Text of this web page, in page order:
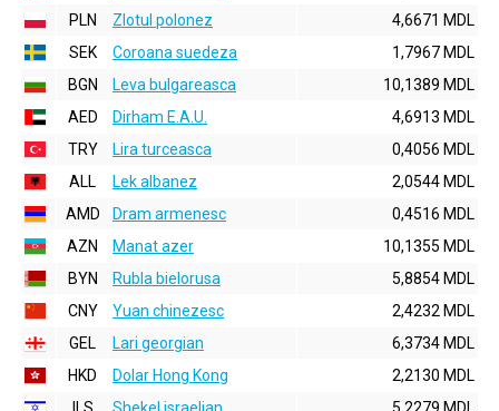
PLN
Zlotul polonez
4,6671 MDL
SEK
Coroana suedeza
1,7967 MDL
BGN
Leva bulgareasca
10,1389 MDL
AED
Dirham E.A.U.
4,6913 MDL
TRY
Lira turceasca
0,4056 MDL
ALL
Lek albanez
2,0544 MDL
AMD
Dram armenesc
0,4516 MDL
AZN
Manat azer
10,1355 MDL
BYN
Rubla bielorusa
5,8854 MDL
CNY
Yuan chinezesc
2,4232 MDL
GEL
Lari georgian
6,3734 MDL
HKD
Dolar Hong Kong
2,2130 MDL